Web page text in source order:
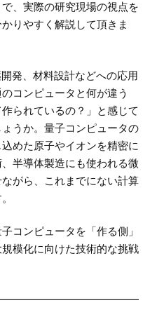
、実際の研究現場の視点を
りやすく解説して頂きま
発、材料設計などへの応用
コンピュータと何が違う
られているの？」と感じて
うか。量子コンピュータの
めた原子やイオンを精密に
半導体製造にも使われる微
がら、これまでにない計算
コンピュータを「作る側」
模化に向けた技術的な挑戦